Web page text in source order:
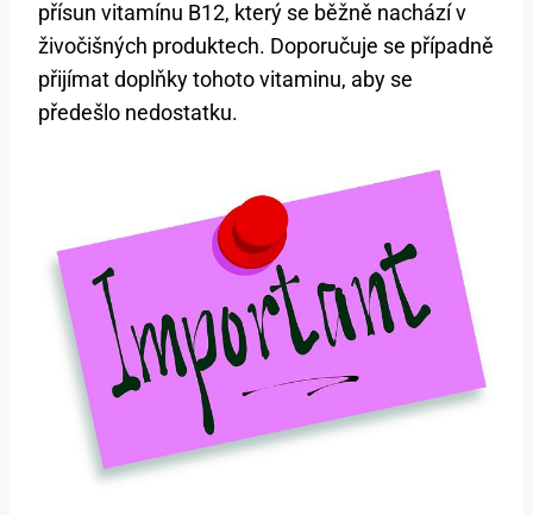
přísun vitamínu B12, který se běžně nachází v
živočišných produktech. Doporučuje se případně
přijímat doplňky tohoto vitaminu, aby se
předešlo nedostatku.